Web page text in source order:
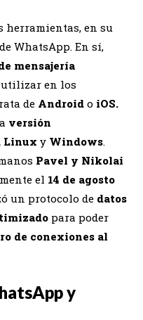
herramientas, en su
WhatsApp. En sí,
mensajería
en los
de Android o iOS.
versión
Linux y Windows.
Pavel y Nikolai
el 14 de agosto
un protocolo de datos
para poder
de conexiones al
y